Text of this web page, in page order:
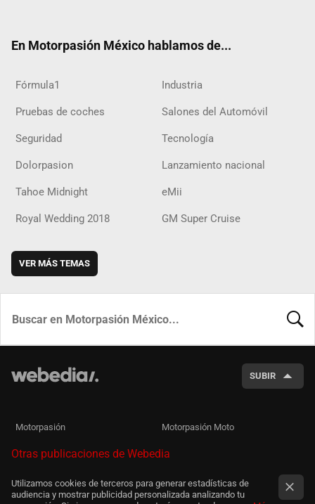
En Motorpasión México hablamos de...
Fórmula1 Industria
Pruebas de coches Salones del Automóvil
Seguridad Tecnología
Dolorpasion Lanzamiento nacional
Tahoe Midnight eMii
Royal Wedding 2018 GM Super Cruise
VER MÁS TEMAS
SUBIR
Motorpasión Motorpasión Moto
Otras publicaciones de Webedia
Utilizamos cookies de terceros para generar estadísticas de
audiencia y mostrar publicidad personalizada analizando tu